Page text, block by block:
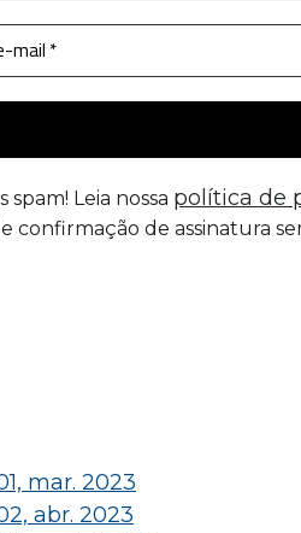
spam! Leia nossa política de
confirmação de assinatura
mar. 2023
abr. 2023